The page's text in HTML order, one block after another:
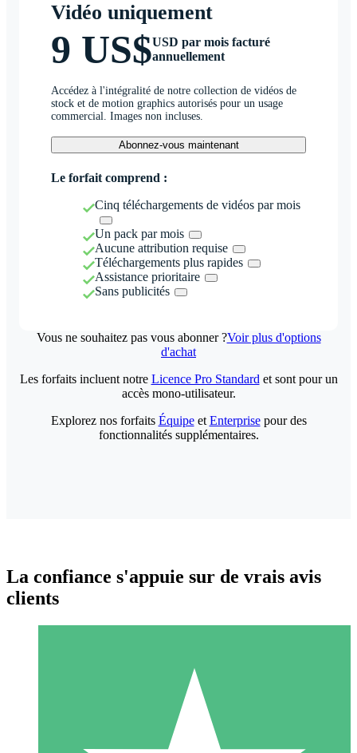
Vidéo uniquement
9 US$USD par mois facturé
annuellement
Accédez à l'intégralité de notre collection de vidéos de
stock et de motion graphics autorisés pour un usage
commercial. Images non incluses.
Abonnez-vous maintenant
Le forfait comprend :
Cinq téléchargements de vidéos par mois
Un pack par mois
Aucune attribution requise
Téléchargements plus rapides
Assistance prioritaire
Sans publicités
Vous ne souhaitez pas vous abonner ?Voir plus d'options
d'achat
Packs de Crédits Individuels
Payez à l'utilisation avec des crédits de téléchargement. Sans
Les forfaits incluent notre Licence Pro Standard et sont pour un
accès mono-utilisateur.
Explorez nos forfaits Équipeet Enterprisepour des
fonctionnalités supplémentaires.
La confiance s'appuie sur de vrais avis
clients